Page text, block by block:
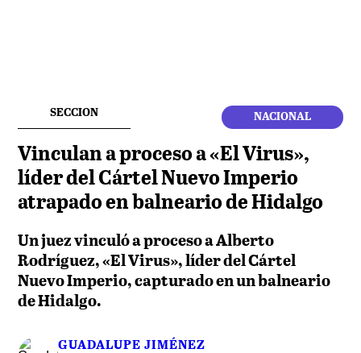
SECCION NACIONAL
Vinculan a proceso a «El Virus»,
líder del Cártel Nuevo Imperio
atrapado en balneario de Hidalgo
Un juez vinculó a proceso a Alberto
Rodríguez, «El Virus», líder del Cártel
Nuevo Imperio, capturado en un balneario
de Hidalgo.
GUADALUPE JIMÉNEZ